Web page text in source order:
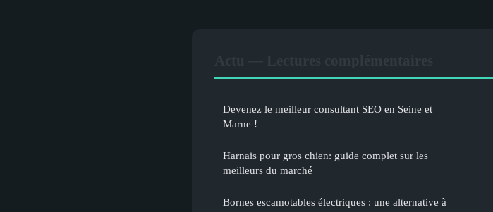
Devenez le meilleur consultant SEO en Seine et
Marne !
Harnais pour gros chien: guide complet sur les
meilleurs du marché
Bornes escamotables électriques : une alternative à